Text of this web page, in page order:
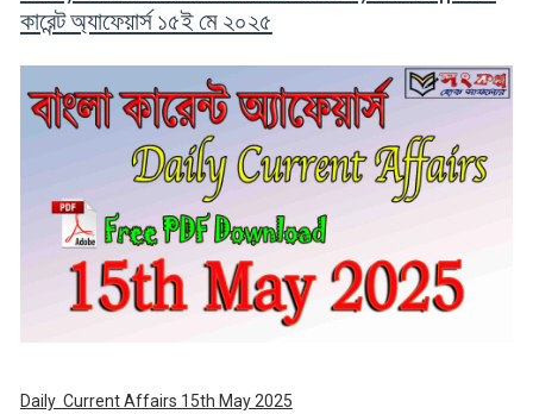
কারেন্ট অ্যাফেয়ার্স ১৫ই মে ২০২৫
Daily Current Affairs 15th May 2025